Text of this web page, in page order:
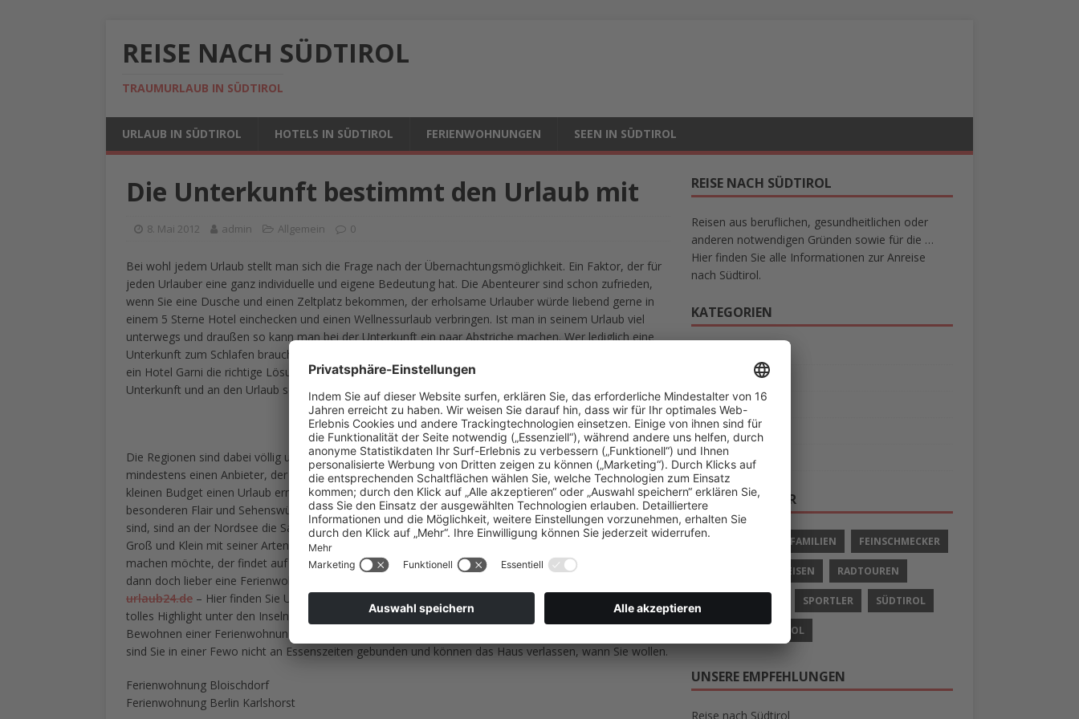
REISE NACH SÜDTIROL
TRAUMURLAUB IN SÜDTIROL
URLAUB IN SÜDTIROL HOTELS IN SÜDTIROL FERIENWOHNUNGEN SEEN IN SÜDTIROL
Die Unterkunft bestimmt den Urlaub mit
8. Mai 2012 admin Allgemein 0
Bei wohl jedem Urlaub stellt man sich die Frage nach der Übernachtungsmöglichkeit. Ein Faktor, der für
jeden Urlauber eine ganz individuelle und eigene Bedeutung hat. Die Abenteurer sind schon zufrieden,
wenn Sie eine Dusche und einen Zeltplatz bekommen, der erholsame Urlauber würde liebend gerne in
einem 5 Sterne Hotel einchecken und einen Wellnessurlaub verbringen. Ist man in seinem Urlaub viel
unterwegs und draußen so kann man bei der Unterkunft ein paar Abstriche machen. Wer lediglich eine
Unterkunft zum Schlafen braucht, der muss nicht auf 4 Sterne warten, für den sind auch 2 Sterne oder
ein Hotel Garni die richtige Lösung. Es kommt eben immer darauf an, welchen Anspruch man an die
Unterkunft und an den Urlaub selbst hat.
Die Regionen sind dabei völlig unterschiedlich und so findet man überall und in jedem Urlaubsort
mindestens einen Anbieter, der günstiger ist als alle anderen und so auch jungen Menschen mit einem
kleinen Budget einen Urlaub ermöglicht. Ob Südtirol oder die Nordsee: jeder Urlaubsort hat seinen ganz
besonderen Flair und Sehenswürdigkeiten für die es sich lohnt ihn zu besuchen. Was im Süden die Berge
sind, sind an der Nordsee die Sandstrände und Dünen. Das Wattenmeer als Weltkulturerbe begeistern
Groß und Klein mit seiner Artenvielfalt. Wer einmal auf der größten der Ostfriesischen Inseln Urlaub
machen möchte, der findet auf
arthotel-bakker.de
eine sehr günstige und gute Unterkunft. Wenn es
dann doch lieber eine Ferienwohnung sein soll, dann empfehlen wir Ihnen die Seite
urlaub24.de – Hier finden Sie Unterkünfte auf Norderney, der zweit größten Ostfriesischen Insel und ein
tolles Highlight unter den Inseln. Sicherlich finden Sie hier auch günstige Hotels, die Freiheit die sie beim
Bewohnen einer Ferienwohnung oder eines Ferienhauses haben, haben Sie im Hotel jedoch nicht. So
sind Sie in einer Fewo nicht an Essenszeiten gebunden und können das Haus verlassen, wann Sie wollen.
Ferienwohnung Bloischdorf
Ferienwohnung Berlin Karlshorst
REISE NACH SÜDTIROL
Reisen aus beruflichen, gesundheitlichen oder
anderen notwendigen Gründen sowie für die …
Hier finden Sie alle Informationen zur Anreise
nach Südtirol.
KATEGORIEN
Reisetipps
Wandern
Winter
SCHLAGWÖRTER
AKTIVURLAUB FAMILIEN FEINSCHMECKER
RADREISEN RADTOUREN
SPORTLER SÜDTIROL
URLAUB IN SÜDTIROL
UNSERE EMPFEHLUNGEN
Reise nach Südtirol